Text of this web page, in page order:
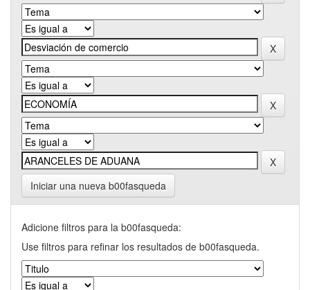
Iniciar una nueva b00fasqueda
Adicione filtros para la b00fasqueda:
Use filtros para refinar los resultados de b00fasqueda.